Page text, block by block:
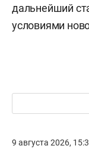
дальнейший
условиями
9 августа 2026,